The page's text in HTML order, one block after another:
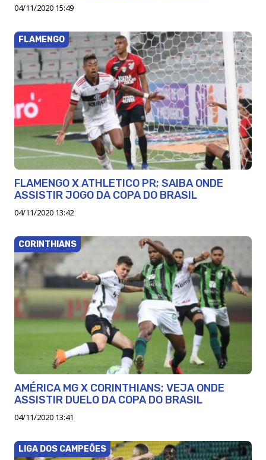
04/11/2020 15:49
FLAMENGO
FLAMENGO X ATHLETICO PR; SAIBA ONDE
ASSISTIR JOGO DA COPA DO BRASIL
04/11/2020 13:42
CORINTHIANS
AMÉRICA MG X CORINTHIANS; VEJA ONDE
ASSISTIR DUELO DA COPA DO BRASIL
04/11/2020 13:41
LIGA DOS CAMPEÕES